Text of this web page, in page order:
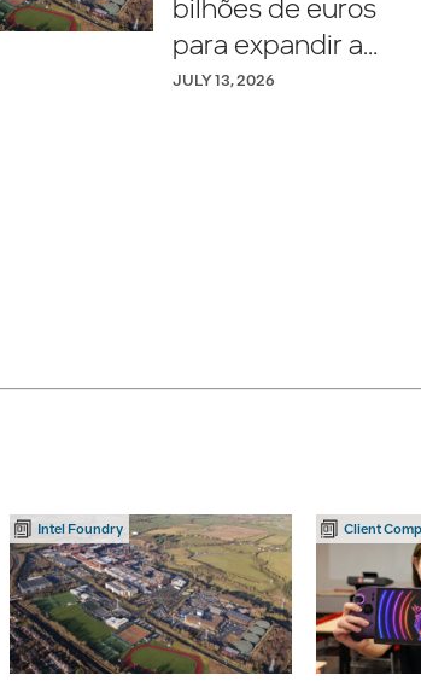
Intel
para expandir a
produção na
JULY 13, 2026
Intel Foundry Client